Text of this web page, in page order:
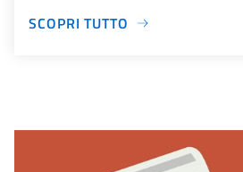
SCOPRI TUTTO